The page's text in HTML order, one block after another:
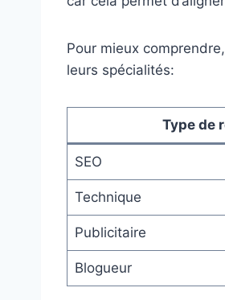
Pour mieux
leurs spécialités:
Type de
SEO
Technique
Publicitaire
Blogueur